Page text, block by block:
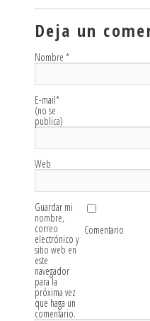
Deja un
Nombre *
E-mail*
(no se
publica)
Web
Guardar mi
nombre,
correo
electrónico y
sitio web en
este
navegador
para la
próxima vez
que haga un
comentario.
Comentario